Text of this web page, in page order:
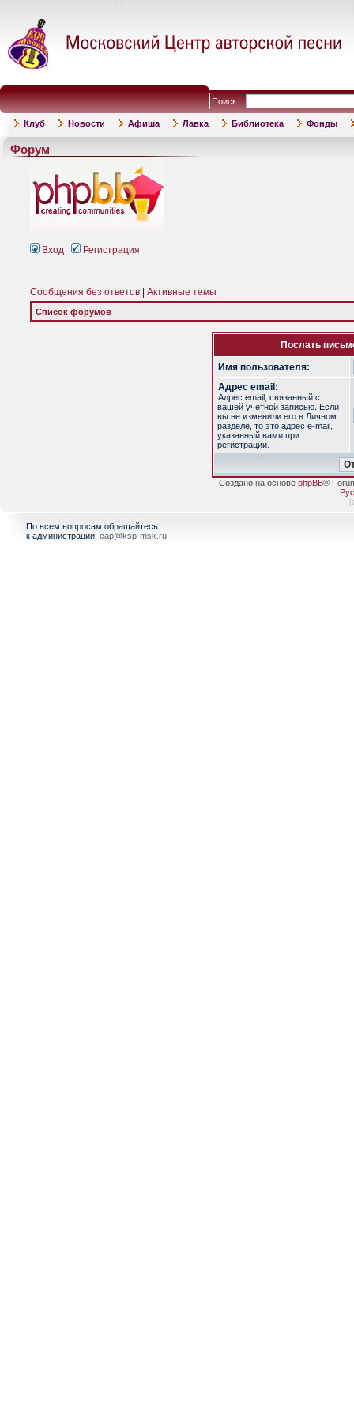
Поиск:
Клуб Новости Афиша Лавка Библиотека Фонды
Форум
Вход Регистрация
Сообщения без ответов Активные темы
Список форумов
Послать
Имя пользователя:
Адрес email:
Адрес email, связанный с
вашей учётной записью. Если
вы не изменили его в Личном
разделе, то это адрес e-mail,
указанный вами при
регистрации.
Создано на основе phpBB®
[
По всем вопросам обращайтесь
к администрации: cap@ksp-msk.ru